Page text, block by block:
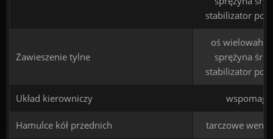
stabilizator
Zawieszenie tylne
oś
sprężyna
stabilizator
Układ kierowniczy
Hamulce kół przednich tarczowe